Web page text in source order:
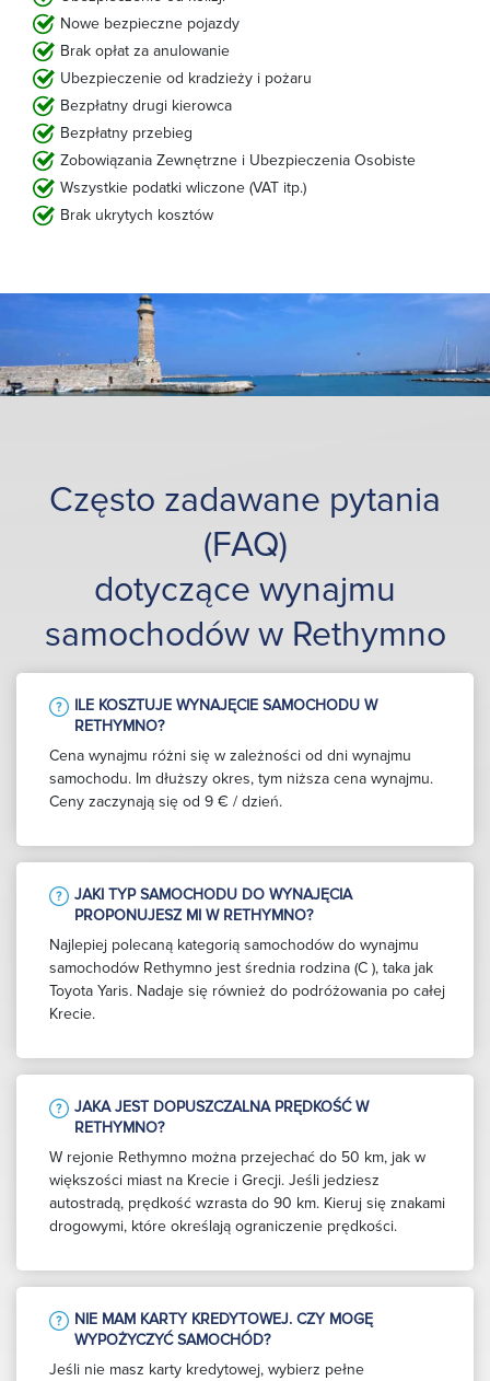
Nowe bezpieczne pojazdy
Brak opłat za anulowanie
Ubezpieczenie od kradzieży i pożaru
Bezpłatny drugi kierowca
Bezpłatny przebieg
Zobowiązania Zewnętrzne i Ubezpieczenia Osobiste
Wszystkie podatki wliczone (VAT itp.)
Brak ukrytych kosztów
Często zadawane pytania
(FAQ)
dotyczące wynajmu
samochodów w Rethymno
ILE KOSZTUJE WYNAJĘCIE SAMOCHODU W
RETHYMNO?
Cena wynajmu różni się w zależności od dni wynajmu
samochodu. Im dłuższy okres, tym niższa cena wynajmu.
Ceny zaczynają się od 9 € / dzień.
JAKI TYP SAMOCHODU DO WYNAJĘCIA
PROPONUJESZ MI W RETHYMNO?
Najlepiej polecaną kategorią samochodów do wynajmu
samochodów Rethymno jest średnia rodzina (C ), taka jak
Toyota Yaris. Nadaje się również do podróżowania po całej
Krecie.
JAKA JEST DOPUSZCZALNA PRĘDKOŚĆ W
RETHYMNO?
W rejonie Rethymno można przejechać do 50 km, jak w
większości miast na Krecie i Grecji. Jeśli jedziesz
autostradą, prędkość wzrasta do 90 km. Kieruj się znakami
drogowymi, które określają ograniczenie prędkości.
NIE MAM KARTY KREDYTOWEJ. CZY MOGĘ
WYPOŻYCZYĆ SAMOCHÓD?
Jeśli nie masz karty kredytowej, wybierz pełne